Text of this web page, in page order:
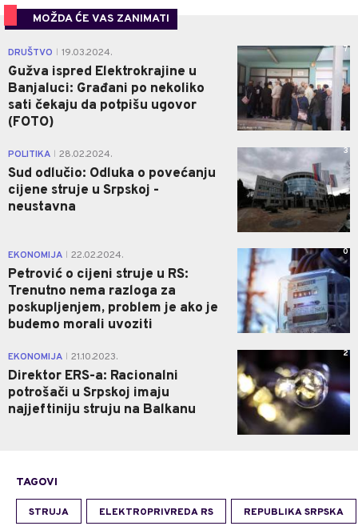
MOŽDA ĆE VAS ZANIMATI
DRUŠTVO 19.03.2024.
Gužva ispred Elektrokrajine u
Banjaluci: Građani po nekoliko
sati čekaju da potpišu ugovor
(FOTO)
7
POLITIKA 28.02.2024.
Sud odlučio: Odluka o povećanju
cijene struje u Srpskoj -
neustavna
3
EKONOMIJA 22.02.2024.
Petrović o cijeni struje u RS:
Trenutno nema razloga za
poskupljenjem, problem je ako je
budemo morali uvoziti
0
EKONOMIJA 21.10.2023.
Direktor ERS-a: Racionalni
potrošači u Srpskoj imaju
najjeftiniju struju na Balkanu
2
TAGOVI
STRUJA ELEKTROPRIVREDA RS REPUBLIKA SRPSKA